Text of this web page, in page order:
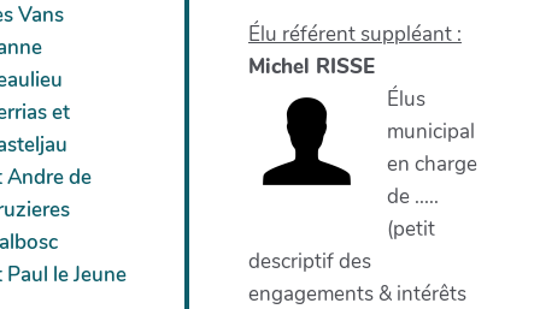
Vans
et
Andre de
Paul le Jeune
Élu référent suppléant :
Michel RISSE
Élus
municipal
en charge
de .....
(petit
descriptif des
engagements & intérêts